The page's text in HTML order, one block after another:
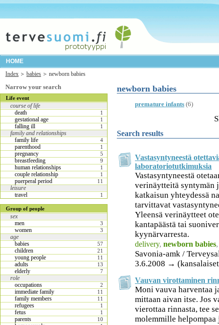
HOME
Index
babies newborn babies
Narrow your search
Life event
course of life
death
1
gestational age 1
falling ill 1
family and relationships
family life
4
parenthood 1
pregnancy 5
breastfeeding 9
human relationships 1
couple relationship 1
puerperal period 11
leisure
travel
1
Group of people
sex
men
3
women 3
age
babies
57
children 21
young people 11
adults 13
elderly 7
role
occupations
2
immediate family 11
family members 11
refugees 1
fetus 1
parents 10
newborn babies
premature infants (6)
Search results
Vastasyntyneestä
laboratoriotutkimuksia
Vastasyntyneestä
verinäytteitä syntymän
katkaisun yhteydessä
tarvittavat
Yleensä verinäytteet
kantapäästä tai
kyynärvarresta.
delivery, newborn babies
Savonia-amk /
3.6.2008 →
Vauvan virottaminen
Moni vauva harventaa
mittaan aivan itse. Jos
vierottaa rinnasta, tee
molemmille helpompaa